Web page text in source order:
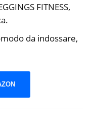
FITNESS,
da indossare,